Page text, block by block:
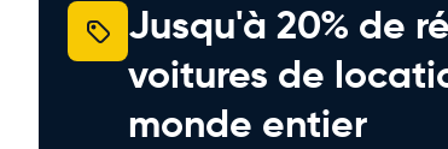
Jusqu'à 20% de
voitures de
monde entier